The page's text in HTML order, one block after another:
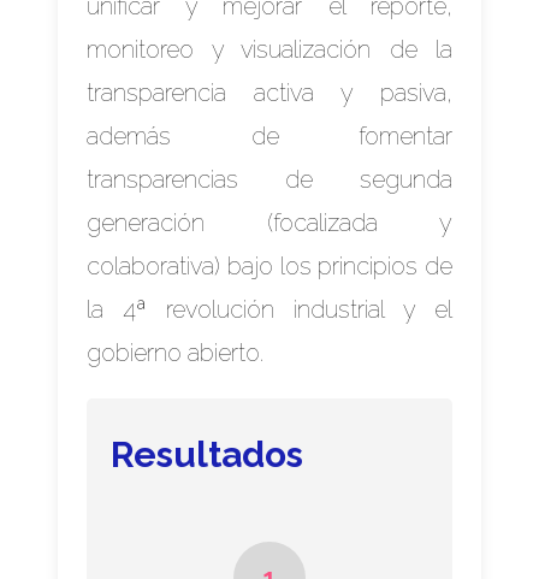
unificar y mejorar el reporte,
monitoreo y visualización de la
transparencia activa y pasiva,
además de fomentar
transparencias de segunda
generación (focalizada y
colaborativa) bajo los principios de
la 4ª revolución industrial y el
gobierno abierto.
Resultados